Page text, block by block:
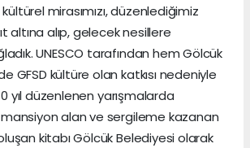
mirasımızı, düzenlediğimiz
altına alıp, gelecek nesillere
UNESCO tarafından hem Gölcük
GFSD kültüre olan katkısı nedeniyle
yıl düzenlenen yarışmalarda
alan ve sergileme kazanan
kitabı Gölcük Belediyesi olarak